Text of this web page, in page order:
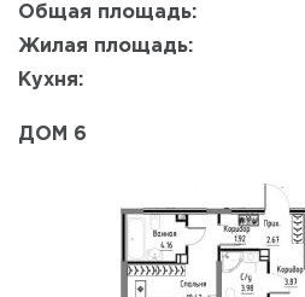
Общая площадь:
Жилая площадь:
Кухня:
ДОМ 6